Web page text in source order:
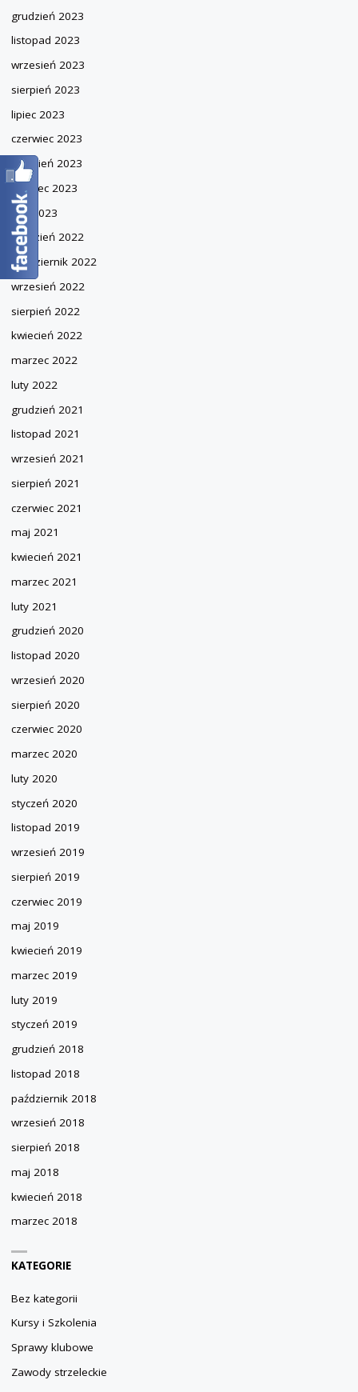
grudzień 2023
listopad 2023
wrzesień 2023
sierpień 2023
lipiec 2023
czerwiec 2023
kwiecień 2023
marzec 2023
luty 2023
grudzień 2022
październik 2022
wrzesień 2022
sierpień 2022
kwiecień 2022
marzec 2022
luty 2022
grudzień 2021
listopad 2021
wrzesień 2021
sierpień 2021
czerwiec 2021
maj 2021
kwiecień 2021
marzec 2021
luty 2021
grudzień 2020
listopad 2020
wrzesień 2020
sierpień 2020
czerwiec 2020
marzec 2020
luty 2020
styczeń 2020
listopad 2019
wrzesień 2019
sierpień 2019
czerwiec 2019
maj 2019
kwiecień 2019
marzec 2019
luty 2019
styczeń 2019
grudzień 2018
listopad 2018
październik 2018
wrzesień 2018
sierpień 2018
maj 2018
kwiecień 2018
marzec 2018
KATEGORIE
Bez kategorii
Kursy i Szkolenia
Sprawy klubowe
Zawody strzeleckie